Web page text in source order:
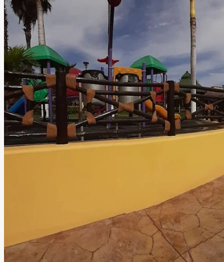
Información
Somos el lugar perfecto para celebrar tus eventos
sociales más especiales. Contamos con un salón principal,